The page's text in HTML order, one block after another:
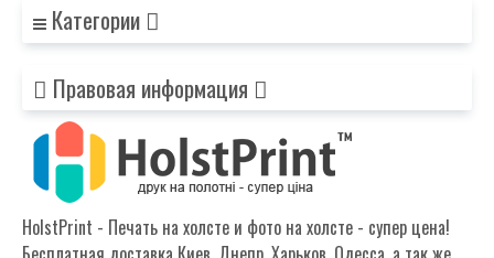
Категории
Правовая информация
HolstPrint - Печать на холсте и фото на холсте - супер цена!